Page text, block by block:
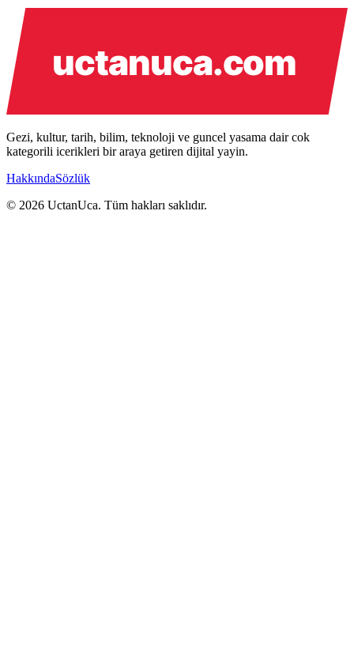
Gezi, kultur, tarih, bilim, teknoloji ve guncel yasama dair cok
kategorili icerikleri bir araya getiren dijital yayin.
HakkındaSözlük
© 2026 UctanUca. Tüm hakları saklıdır.